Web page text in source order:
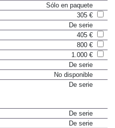
Sólo en paquete
305 €
De serie
405 €
800 €
1.000 €
De serie
No disponible
De serie
De serie
De serie